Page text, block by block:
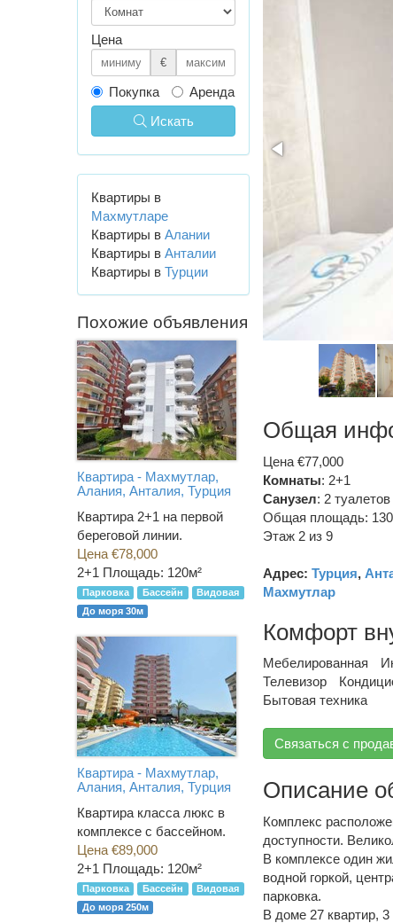
Общая
Цена €77,000
Комнаты: 2+1
Санузел: 2 туалетов
Общая площадь:
Этаж 2 из 9
Адрес: Турция,
Махмутлар
Комфорт
Мебелированная
Телевизор
Бытовая техника
Связаться с
Описание
Комплекс
доступности.
В комплексе один
водной горкой,
парковка.
В доме 27 квартир,
Цена
€
Покупка
Аренда
Искать
Квартиры в
Махмутларе
Квартиры в Алании
Квартиры в Анталии
Квартиры в Турции
Похожие объявления
Квартира - Махмутлар,
Алания, Анталия, Турция
Квартира 2+1 на первой
береговой линии.
Цена €78,000
2+1 Площадь: 120м²
Парковка Бассейн
Видовая
До моря 30м
Квартира - Махмутлар,
Алания, Анталия, Турция
Квартира класса люкс в
комплексе с бассейном.
Цена €89,000
2+1 Площадь: 120м²
Парковка Бассейн
Видовая
До моря 250м